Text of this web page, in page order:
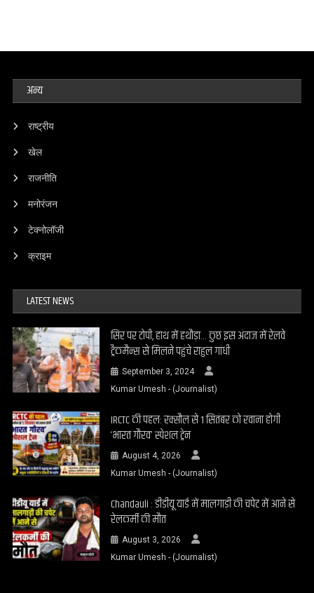
अन्य
राष्ट्रीय
खेल
राजनीति
मनोरंजन
टेक्नोलॉजी
क्राइम
LATEST NEWS
सिर पर टोपी, हाथ में हथौड़ा… कुछ इस अंदाज में रेलवे
ट्रैकमैन्स से मिलने पहुंचे राहुल गांधी
September 3, 2024
Kumar Umesh - (Journalist)
IRCTC की पहल: रक्सौल से 1 सितंबर को रवाना होगी
‘भारत गौरव’ स्पेशल ट्रेन
August 4, 2026
Kumar Umesh - (Journalist)
Chandauli : डीडीयू यार्ड में मालगाड़ी की चपेट में आने से
रेलकर्मी की मौत
August 3, 2026
Kumar Umesh - (Journalist)